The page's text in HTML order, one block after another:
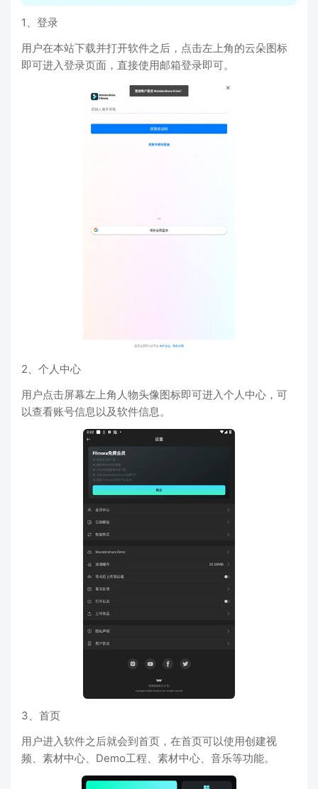
1、登录
用户在本站下载并打开软件之后，点击左上角的云朵图标
即可进入登录页面，直接使用邮箱登录即可。
2、个人中心
用户点击屏幕左上角人物头像图标即可进入个人中心，可
以查看账号信息以及软件信息。
3、首页
用户进入软件之后就会到首页，在首页可以使用创建视
频、素材中心、Demo工程、素材中心、音乐等功能。